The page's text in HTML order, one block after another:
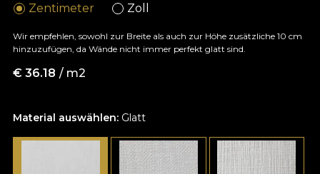
Material auswählen: Glatt
Zentimeter Zoll
Wir empfehlen, sowohl zur Breite als auch zur Höhe zusätzliche 10 cm
hinzuzufügen, da Wände nicht immer perfekt glatt sind.
€ 36.18 / m2